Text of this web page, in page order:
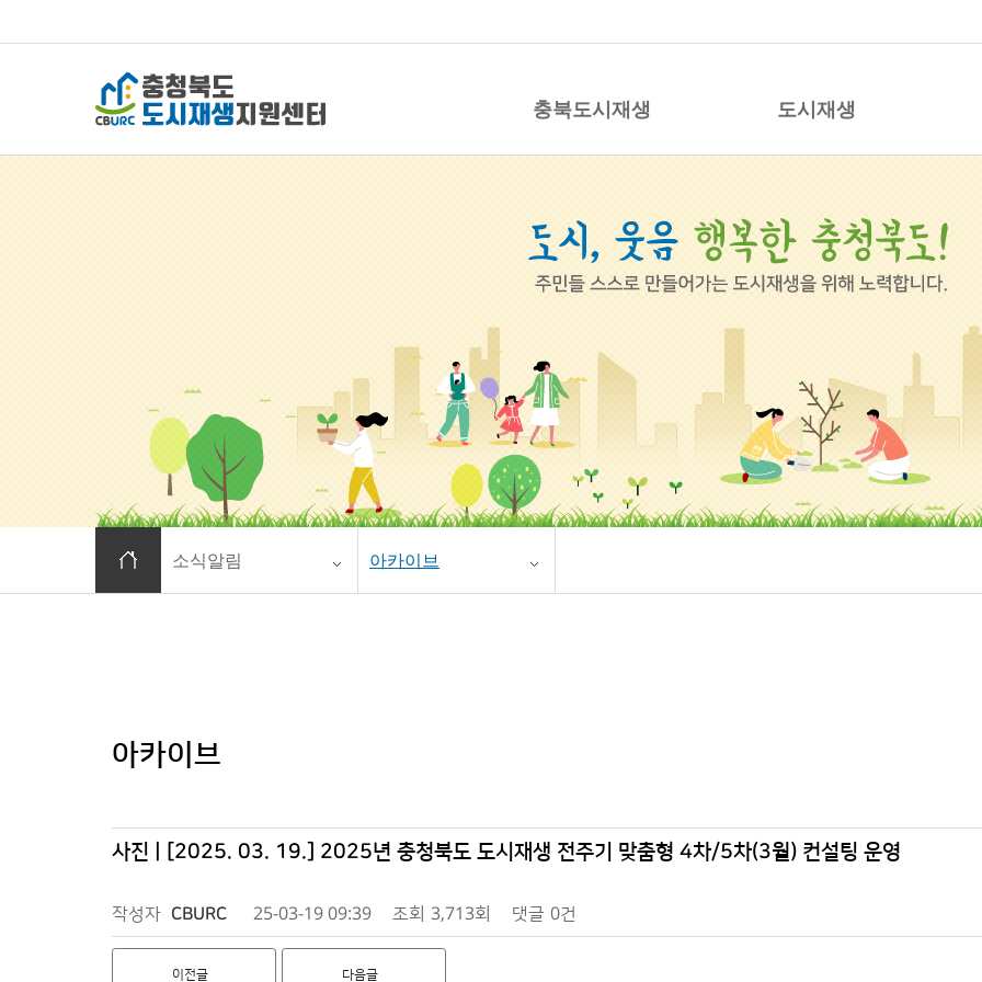
충북도시재생 도시재생
홈으로 이동
소식알림 아카이브
아카이브
사진 | [2025. 03. 19.] 2025년 충청북도 도시재생 전주기 맞춤형 4차/5차(3월) 컨설팅 운영
작성자 CBURC 25-03-19 09:39 조회 3,713회 댓글 0건
이전글 다음글